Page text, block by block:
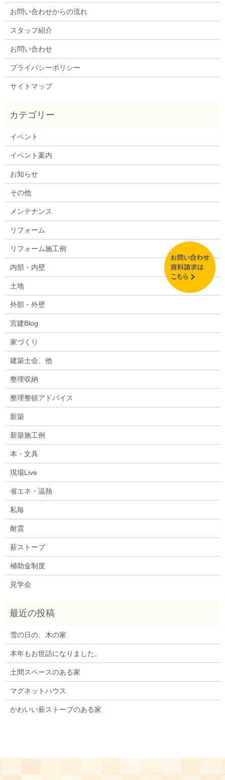
お問い合わせからの流れ
スタッフ紹介
お問い合わせ
プライバシーポリシー
サイトマップ
イベント
イベント案内
お知らせ
その他
メンテナンス
リフォーム
リフォーム施工例
内部・内壁
土地
外部・外壁
宮建Blog
家づくり
建築士会、他
整理収納
整理整頓アドバイス
新築
新築施工例
本・文具
現場Live
省エネ・温熱
私毎
耐震
薪ストーブ
補助金制度
見学会
雪の日の、木の家
本年もお世話になりました。
土間スペースのある家
マグネットハウス
かわいい薪ストーブのある家